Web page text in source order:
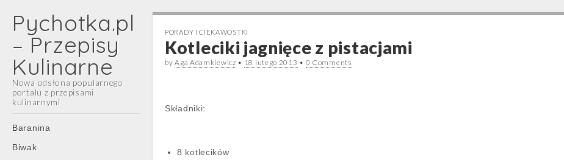
Pychotka.pl
– Przepisy
Kulinarne
Nowa odsłona popularnego
portalu z przepisami
kulinarnymi
Main
menu
Skip
content
Baranina
Biwak
PORADY I CIEKAWOSTKI
Kotleciki jagnięce z pistacjami
byAga Adamkiewicz • 18 lutego 2013 • 0 Comments
Składniki:
8 kotlecików